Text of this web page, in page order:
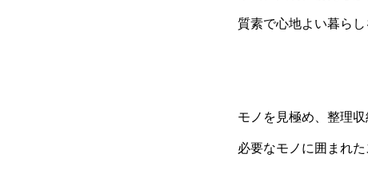
質素で心地よい暮らし
モノを見極め、整理
必要なモノに囲まれ